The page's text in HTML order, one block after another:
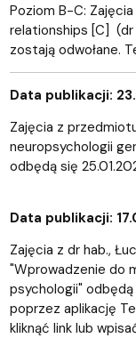
Poziom B-C:
relationships [C] (dr
zostają odwołane.
Data publikacji:
Zajęcia z
neuropsychologii
odbędą się
Data publikacji:
Zajęcia z dr hab.,
"Wprowadzenie do
psychologii" odbędą
poprzez aplikację
kliknąć link lub